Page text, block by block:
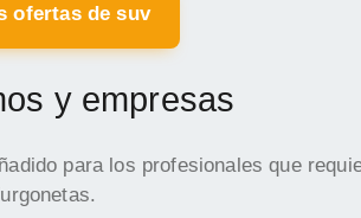
ofertas de suv
y empresas
para los profesionales que